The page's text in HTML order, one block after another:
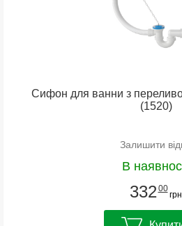
Сифон для ванни з
(1520)
Залишити
В
332 00
грн